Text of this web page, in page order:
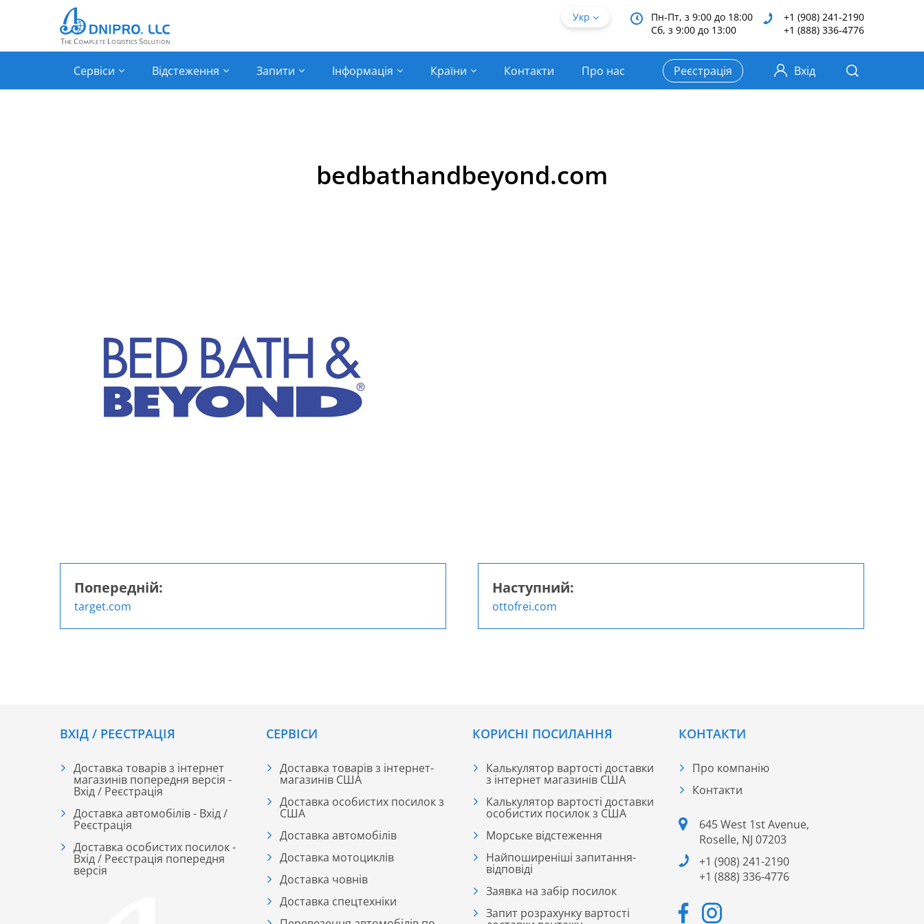
bedbathandbeyond.com
Навігація
записів
Попередній:
target.com
Наступний:
ottofrei.com
Укр
Пн-Пт, з 9:00 до 18:00
Сб, з 9:00 до 13:00
+1 (908) 241-2190
+1 (888) 336-4776
Сервіси Відстеження Запити Інформація Країни Контакти Про нас Реєстрація Вхід
ВХІД / РЕЄСТРАЦІЯ
Доставка товарів з інтернет
магазинів попередня версія -
Вхід / Реєстрація
Доставка автомобілів - Вхід /
Реєстрація
Доставка особистих посилок -
Вхід / Реєстрація попередня
версія
CЕРВІСИ
Доставка товарів з інтернет-
магазинів США
Доставка особистих посилок з
США
Доставка автомобілів
Доставка мотоциклів
Доставка човнів
Доставка спецтехніки
КОРИСНІ ПОСИЛАННЯ
Калькулятор вартості доставки
з інтернет магазинів США
Калькулятор вартості доставки
особистих посилок з США
Морське відстеження
Найпоширеніші запитання-
відповіді
Заявка на забір посилок
Запит розрахунку вартості
КОНТАКТИ
Про компанію
Контакти
645 West 1st Avenue,
Roselle, NJ 07203
+1 (908) 241-2190
+1 (888) 336-4776